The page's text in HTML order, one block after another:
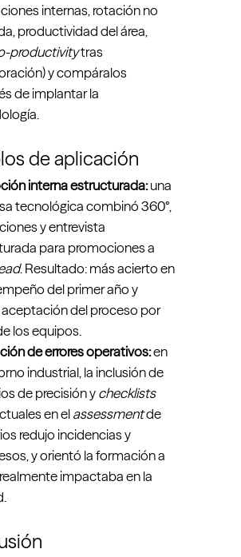
internas, rotación no
productividad del área,
productivitytras
y compáralos
de implantar la
de aplicación
interna estructurada:una
tecnológica combinó 360°,
y entrevista
para promociones a
. Resultado: más acierto en
del primer año y
del proceso por
los equipos.
de errores operativos:en
industrial, la inclusión de
de precisión ychecklists
en elassessmentde
redujo incidencias y
y orientó la formación a
impactaba en la